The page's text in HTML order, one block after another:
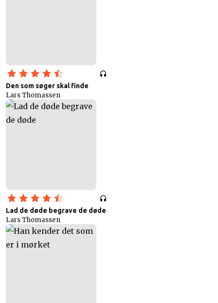
Den som søger skal finde
Lars Thomassen
Lad de døde begrave de døde
Lars Thomassen